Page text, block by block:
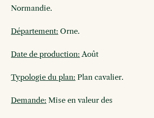
Normandie.
Département: Orne.
Date de production: Août
Typologie du plan: Plan cavalier.
Demande: Mise en valeur des